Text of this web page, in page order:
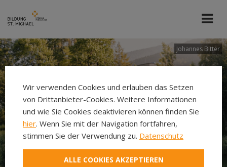
Johannes Bitter
Wir verwenden Cookies und erlauben das Setzen
von Drittanbieter-Cookies. Weitere Informationen
und wie Sie Cookies deaktivieren können finden Sie
hier. Wenn Sie mit der Navigation fortfahren,
stimmen Sie der Verwendung zu. Datenschutz
ALLE COOKIES AKZEPTIEREN